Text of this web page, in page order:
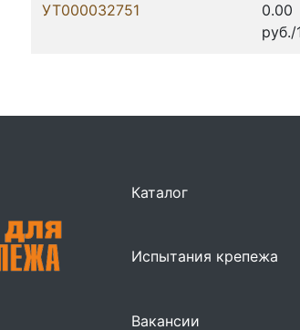
УТ000032751
0.00
руб./
Каталог
Испытания крепежа
Вакансии